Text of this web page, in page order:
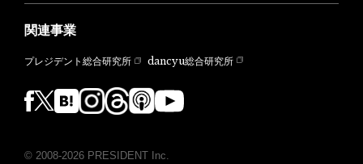
関連事業
プレジデント総合研究所 dancyu総合研究所
© 2008-2026 PRESIDENT Inc.